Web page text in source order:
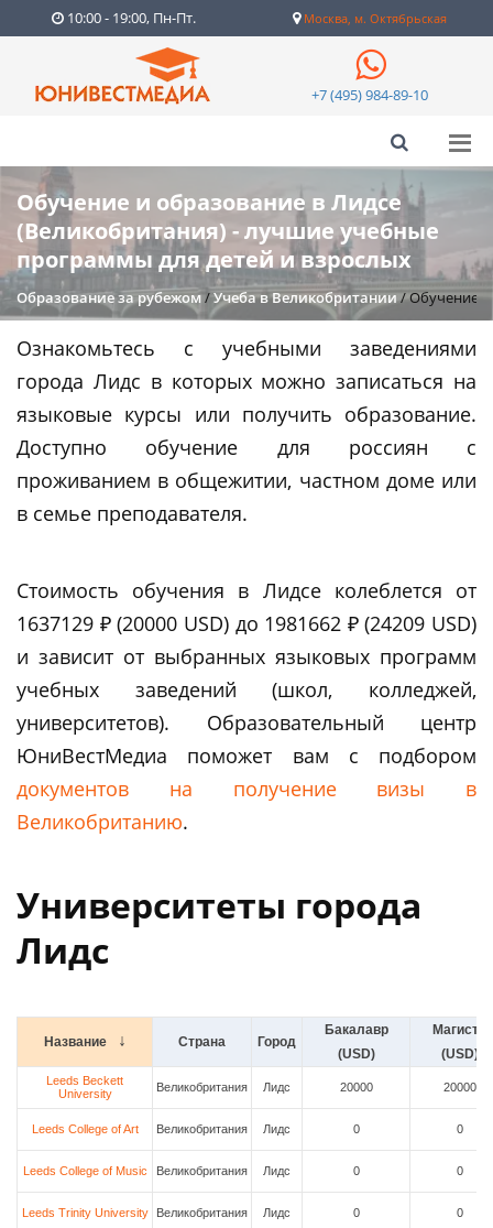
10:00 - 19:00, Пн-Пт. Москва, м. Октябрьская
+7 (495) 984-89-10
Обучение и образование в Лидсе
(Великобритания) - лучшие учебные
программы для детей и взрослых
Образование за рубежом/Учеба в Великобритании/Обучение и
Ознакомьтесь с учебными заведениями
города Лидс в которых можно записаться на
языковые курсы или получить образование.
Доступно обучение для россиян с
проживанием в общежитии, частном доме или
в семье преподавателя.
Стоимость обучения в Лидсе колеблется от
1637129 ₽ (20000 USD) до 1981662 ₽ (24209 USD)
и зависит от выбранных языковых программ
учебных заведений (школ, колледжей,
университетов). Образовательный центр
ЮниВестМедиа поможет вам c подбором
документов на получение визы в
Великобританию.
Университеты города
Лидс
Название Страна Город
Бакалавр
(USD)
Магистр
(USD)
Leeds Beckett
University
Великобритания Лидс 20000 20000
Leeds College of Art Великобритания Лидс 0 0
Leeds College of Music Великобритания Лидс 0 0
Leeds Trinity University Великобритания Лидс 0 0